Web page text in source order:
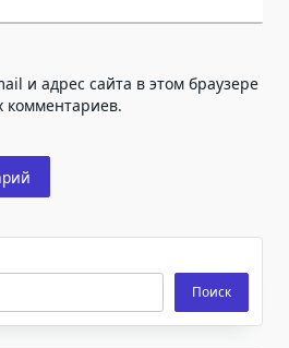
и адрес сайта в этом браузере
комментариев.
Поиск